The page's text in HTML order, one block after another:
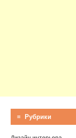
≡ Рубрики